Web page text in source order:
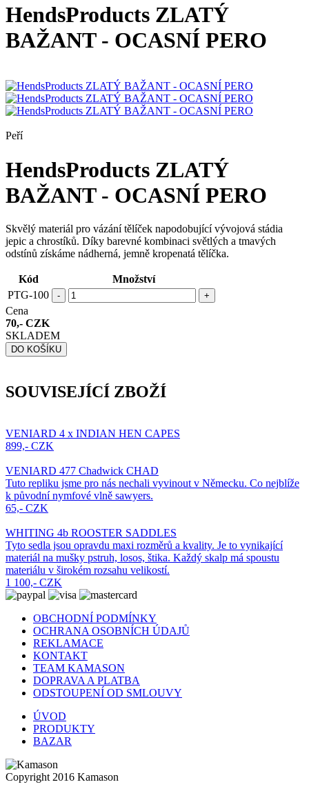
HendsProducts ZLATÝ
BAŽANT - OCASNÍ PERO
Peří
HendsProducts ZLATÝ
BAŽANT - OCASNÍ PERO
Skvělý materiál pro vázání tělíček napodobující vývojová stádia
jepic a chrostíků. Díky barevné kombinaci světlých a tmavých
odstínů získáme nádherná, jemně kropenatá tělíčka.
Kód
Množství
PTG-100
- +
Cena
70,- CZK
SKLADEM
DO KOŠÍKU
SOUVISEJÍCÍ ZBOŽÍ
VENIARD 4 x INDIAN HEN CAPES
899,- CZK
VENIARD 477 Chadwick CHAD
Tuto repliku jsme pro nás nechali vyvinout v Německu. Co nejblíže
k původní nymfové vlně sawyers.
65,- CZK
WHITING 4b ROOSTER SADDLES
Tyto sedla jsou opravdu maxi rozměrů a kvality. Je to vynikající
materiál na mušky pstruh, losos, štika. Každý skalp má spoustu
materiálu v širokém rozsahu velikostí.
1 100,- CZK
OBCHODNÍ PODMÍNKY
OCHRANA OSOBNÍCH ÚDAJŮ
REKLAMACE
KONTAKT
TEAM KAMASON
DOPRAVA A PLATBA
ODSTOUPENÍ OD SMLOUVY
ÚVOD
PRODUKTY
BAZAR
Copyright 2016 Kamason